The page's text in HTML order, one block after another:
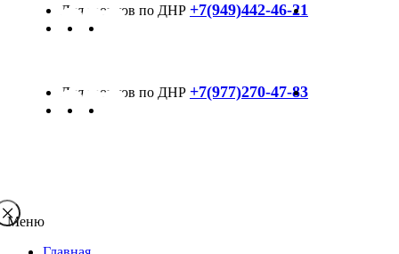
+7(949)442-46-21
+7(977)270-47-83
Меню